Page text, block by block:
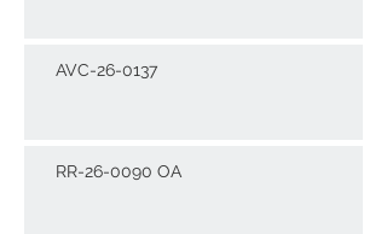
AVC-26-0137
RR-26-0090 OA